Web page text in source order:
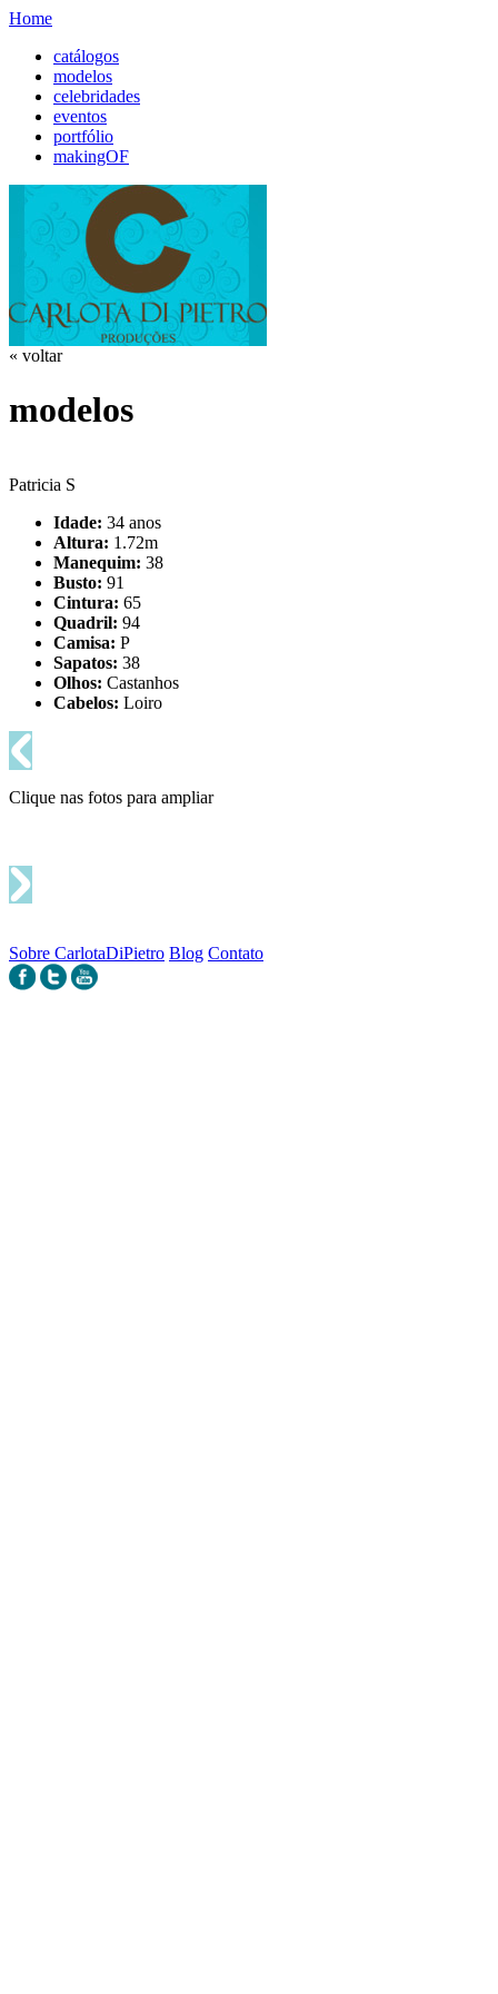
Home
catálogos
modelos
celebridades
eventos
portfólio
makingOF
« voltar
modelos
Patricia S
Idade: 34 anos
Altura: 1.72m
Manequim: 38
Busto: 91
Cintura: 65
Quadril: 94
Camisa: P
Sapatos: 38
Olhos: Castanhos
Cabelos: Loiro
Clique nas fotos para ampliar
Sobre CarlotaDiPietro Blog Contato